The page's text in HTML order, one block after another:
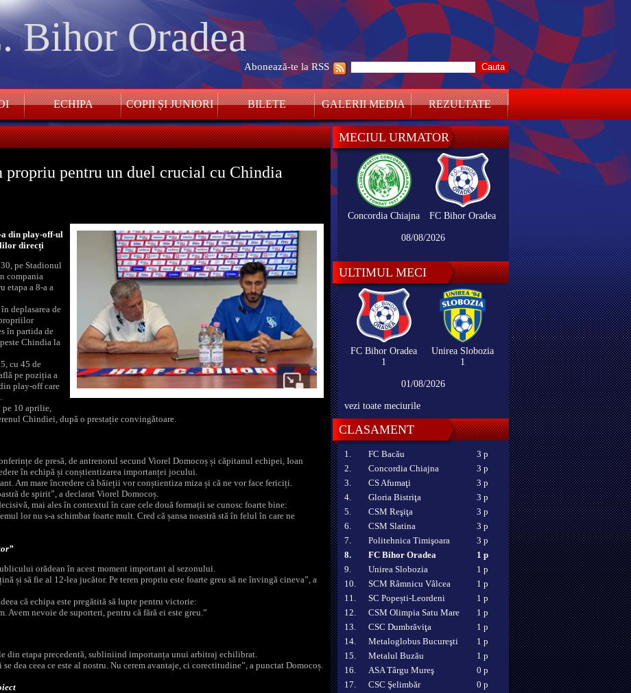
Bihor Oradea
Abonează-te la RSS
ECHIPA COPII ȘI JUNIORI BILETE GALERII MEDIA REZULTATE
propriu pentru un duel crucial cu Chindia
din play-off-ul
direcți
pe Stadionul
compania
etapa a 8-a a
deplasarea de
în partida de
Chindia la
cu 45 de
pe poziția a
play-off care
10 aprilie,
Chindiei, după o prestație convingătoare.
de presă, de antrenorul secund Viorel Domocoș și căpitanul echipei, Ioan
în echipă și conștientizarea importanței jocului.
Am mare încredere că băieții vor conștientiza miza și că ne vor face fericiți.
de spirit”, a declarat Viorel Domocoș.
mai ales în contextul în care cele două formații se cunosc foarte bine:
lor nu s-a schimbat foarte mult. Cred că șansa noastră stă în felul în care ne
orădean în acest moment important al sezonului.
și să fie al 12-lea jucător. Pe teren propriu este foarte greu să ne învingă cineva”, a
că echipa este pregătită să lupte pentru victorie:
Avem nevoie de suporteri, pentru că fără ei este greu.”
din etapa precedentă, subliniind importanța unui arbitraj echilibrat.
dea ceea ce este al nostru. Nu cerem avantaje, ci corectitudine”, a punctat Domocoș.
MECIUL URMATOR
Concordia Chiajna FC Bihor Oradea
08/08/2026
ULTIMUL MECI
FC Bihor Oradea
1
Unirea Slobozia
1
01/08/2026
vezi toate meciurile
CLASAMENT
1. FC Bacău
3 p
2.
Concordia Chiajna
3 p
3.
CS Afumaţi
3 p
4.
Gloria Bistriţa
3 p
5.
CSM Reşiţa
3 p
6.
CSM Slatina
3 p
7.
Politehnica Timişoara
3 p
8.
FC Bihor Oradea
1 p
9.
Unirea Slobozia
1 p
10.
SCM Râmnicu Vâlcea
1 p
11.
SC Popești-Leordeni
1 p
12.
CSM Olimpia Satu Mare
1 p
13.
CSC Dumbrăviţa
1 p
14.
Metaloglobus Bucureşti
1 p
15.
Metalul Buzău
1 p
16.
ASA Târgu Mureş
0 p
17.
CSC Şelimbăr
0 p